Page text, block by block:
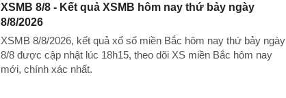
XSMB 8/8 - Kết quả XSMB hôm nay thứ bảy ngày
8/8/2026
XSMB 8/8/2026, kết quả xổ số miền Bắc hôm nay thứ bảy ngày
8/8 được cập nhật lúc 18h15, theo dõi XS miền Bắc hôm nay
mới, chính xác nhất.